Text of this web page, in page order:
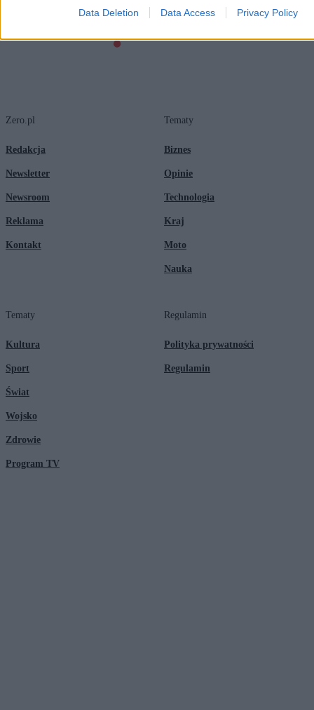
Data Deletion Data Access Privacy Policy
Zero.pl
Redakcja
Newsletter
Newsroom
Reklama
Kontakt
Tematy
Biznes
Opinie
Technologia
Kraj
Moto
Nauka
Tematy
Kultura
Sport
Świat
Wojsko
Zdrowie
Program TV
Regulamin
Polityka prywatności
Regulamin